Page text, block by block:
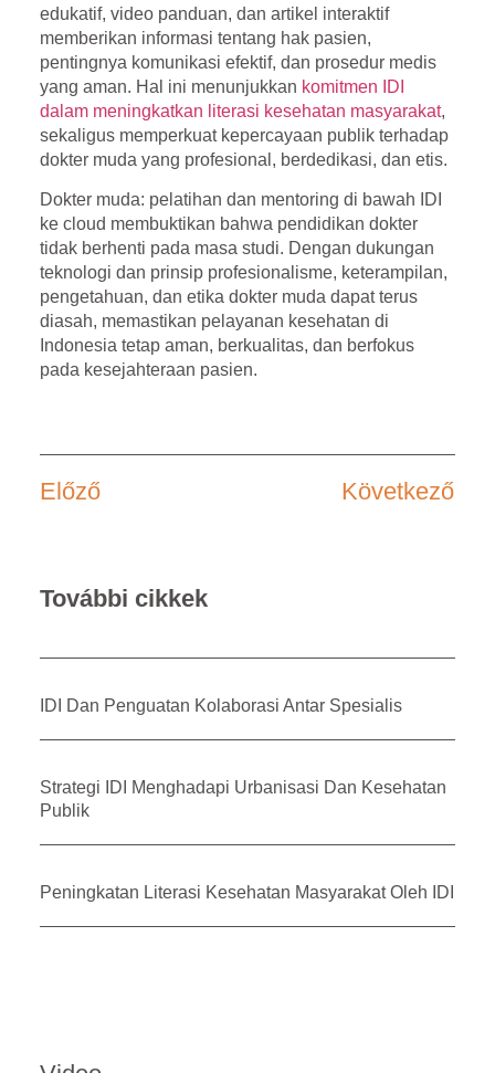
edukatif, video panduan, dan artikel interaktif
memberikan informasi tentang hak pasien,
pentingnya komunikasi efektif, dan prosedur medis
yang aman. Hal ini menunjukkan komitmen IDI
dalam meningkatkan literasi kesehatan masyarakat,
sekaligus memperkuat kepercayaan publik terhadap
dokter muda yang profesional, berdedikasi, dan etis.
Dokter muda: pelatihan dan mentoring di bawah IDI
ke cloud membuktikan bahwa pendidikan dokter
tidak berhenti pada masa studi. Dengan dukungan
teknologi dan prinsip profesionalisme, keterampilan,
pengetahuan, dan etika dokter muda dapat terus
diasah, memastikan pelayanan kesehatan di
Indonesia tetap aman, berkualitas, dan berfokus
pada kesejahteraan pasien.
Előző Következő
További cikkek
IDI Dan Penguatan Kolaborasi Antar Spesialis
Strategi IDI Menghadapi Urbanisasi Dan Kesehatan
Publik
Peningkatan Literasi Kesehatan Masyarakat Oleh IDI